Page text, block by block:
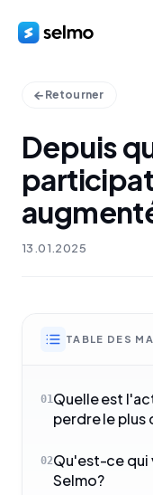
Retourner
Depuis
13.01.2025
TABLE DES
01Quelle est
perdre le plus
02Qu'est-ce qui
Selmo?